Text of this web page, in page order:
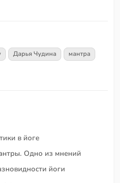
Дарья Чудина
мантра
в йоге
Одно из мнений
йоги